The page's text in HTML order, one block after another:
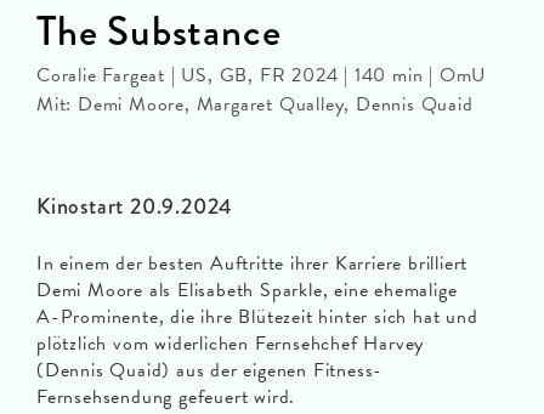
Kinostart 20.9.2024
In einem der besten Auftritte ihrer Karriere brilliert
Demi Moore als Elisabeth Sparkle, eine ehemalige
A-Prominente, die ihre Blütezeit hinter sich hat und
plötzlich vom widerlichen Fernsehchef Harvey
(Dennis Quaid) aus der eigenen Fitness-
Fernsehsendung gefeuert wird.
The Substance
Coralie Fargeat | US, GB, FR 2024 | 140 min | OmU
Mit: Demi Moore, Margaret Qualley, Dennis Quaid